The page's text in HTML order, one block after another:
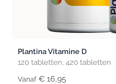
Plantina Vitamine D
120 tabletten, 420 tabletten
Vanaf € 16,95